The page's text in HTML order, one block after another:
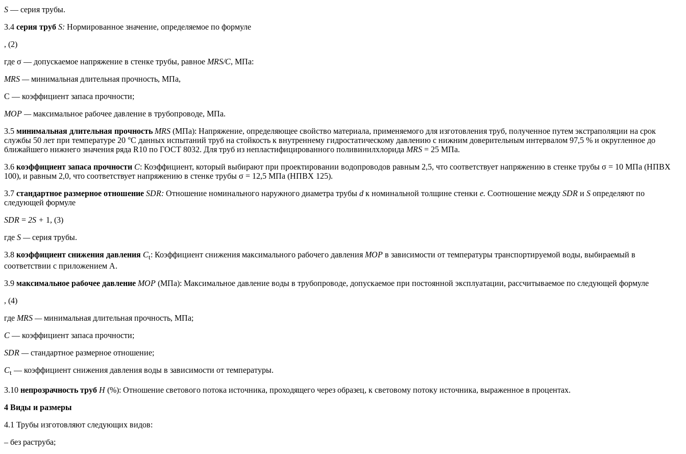
S — серия трубы.
3.4 серия труб S: Нормированное значение, определяемое по формуле
, (2)
где σ — допускаемое напряжение в стенке трубы, равное MRS/C, МПа:
MRS —минимальная длительная прочность, МПа,
С — коэффициент запаса прочности;
MOP —максимальное рабочее давление в трубопроводе, МПа.
3.5 минимальная длительная прочность MRS (МПа): Напряжение, определяющее свойство материала, применяемого для изготовления труб, полученное путем экстраполяции на срок
службы 50 лет при температуре 20 °С данных испытаний труб на стойкость к внутреннему гидростатическому давлению с нижним доверительным интервалом 97,5 % и округленное до
ближайшего нижнего значения ряда R10 по ГОСТ 8032. Для труб из непластифицированного поливинилхлорида MRS = 25 МПа.
3.6 коэффициент запаса прочности С: Коэффициент, который выбирают при проектировании водопроводов равным 2,5, что соответствует напряжению в стенке трубы σ = 10 МПа (НПВХ
100), и равным 2,0, что соответствует напряжению в стенке трубы σ = 12,5 МПа (НПВХ 125).
3.7 стандартное размерное отношение SDR: Отношение номинального наружного диаметра трубы d к номинальной толщине стенки е. Соотношение между SDR и S определяют по
следующей формуле
SDR = 2S + 1, (3)
где S —серия трубы.
3.8 коэффициент снижения давления Сt: Коэффициент снижения максимального рабочего давления МОР в зависимости от температуры транспортируемой воды, выбираемый в
соответствии с приложением А.
3.9 максимальное рабочее давление МОР (МПа): Максимальное давление воды в трубопроводе, допускаемое при постоянной эксплуатации, рассчитываемое по следующей формуле
, (4)
где MRS —минимальная длительная прочность, МПа;
С — коэффициент запаса прочности;
SDR —стандартное размерное отношение;
Сt — коэффициент снижения давления воды в зависимости от температуры.
3.10 непрозрачность труб Н(%): Отношение светового потока источника, проходящего через образец, к световому потоку источника, выраженное в процентах.
4 Виды и размеры
4.1 Трубы изготовляют следующих видов:
– без раструба;